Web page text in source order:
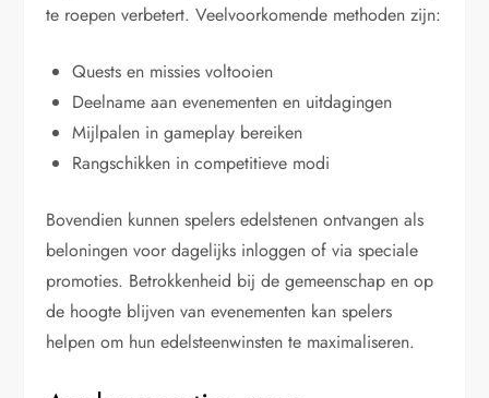
te roepen verbetert. Veelvoorkomende methoden zijn:
Quests en missies voltooien
Deelname aan evenementen en uitdagingen
Mijlpalen in gameplay bereiken
Rangschikken in competitieve modi
Bovendien kunnen spelers edelstenen ontvangen als
beloningen voor dagelijks inloggen of via speciale
promoties. Betrokkenheid bij de gemeenschap en op
de hoogte blijven van evenementen kan spelers
helpen om hun edelsteenwinsten te maximaliseren.